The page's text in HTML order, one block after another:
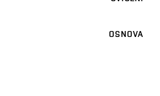
OSNOVA